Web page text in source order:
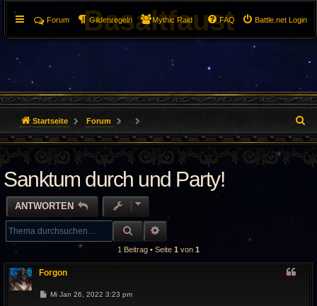
Basaltfaust Battle.net Login
FAQ
Forum Gildenregeln Mythic Raid
Startseite Forum
u
c
Sanktum durch und Party!
ANTWORTEN
SUCHE
1 Beitrag • Seite 1 von 1
Forgon
BMi Jan 26, 2022 3:23 pm